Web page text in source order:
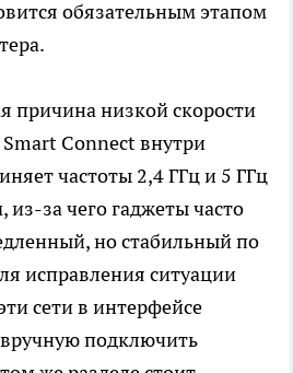
обязательным этапом
причина низкой скорости
Connect внутри
частоты 2,4 ГГц и 5 ГГц
за чего гаджеты часто
но стабильный по
исправления ситуации
сети в интерфейсе
подключить